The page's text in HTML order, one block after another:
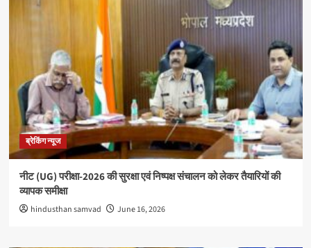
ब्रेकिंग न्यूज
नीट (UG) परीक्षा-2026 की सुरक्षा एवं निष्पक्ष संचालन को लेकर तैयारियों की
व्यापक समीक्षा
hindusthan samvad June 16, 2026